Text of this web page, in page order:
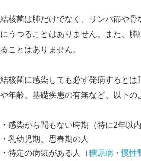
結核菌は肺だけでなく、リンパ節や
にうつることはありません。また、
ることはありません。
結核菌に感染しても必ず発病すると
や年齢、基礎疾患の有無など、以下
感染から間もない時期（特に2年以内
乳幼児期、思春期の人
特定の病気がある人（糖尿病 ・慢性